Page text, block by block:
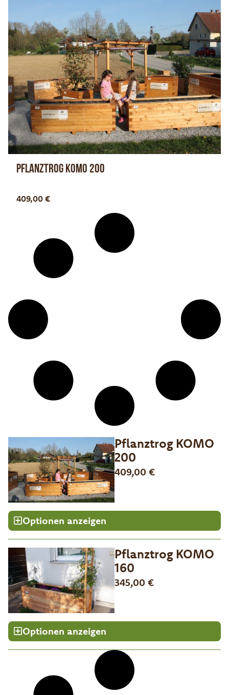
Pflanztrog KOMO 200
409,00 €
Pflanztrog KOMO
200
409,00 €
Optionen anzeigen
Pflanztrog KOMO
160
345,00 €
Optionen anzeigen